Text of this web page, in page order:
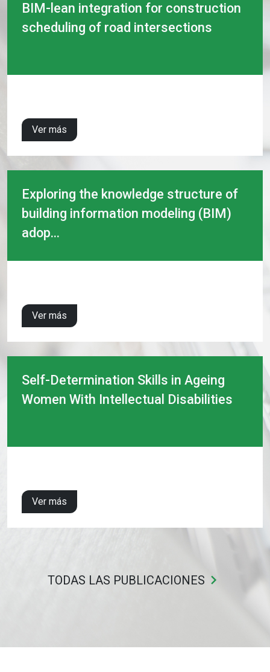
BIM-lean integration for construction
scheduling of road intersections
Ver más
Exploring the knowledge structure of
building information modeling (BIM)
adop...
Ver más
Self-Determination Skills in Ageing
Women With Intellectual Disabilities
Ver más
TODAS LAS PUBLICACIONES keyboard_arrow_right